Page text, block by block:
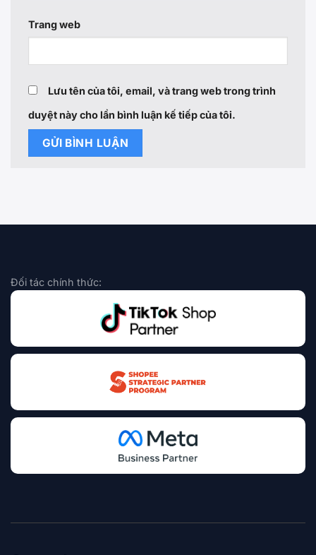
Trang web
Lưu tên của tôi, email, và trang web trong trình
duyệt này cho lần bình luận kế tiếp của tôi.
Đối tác chính thức: